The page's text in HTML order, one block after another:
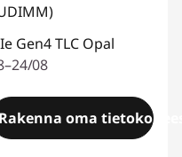
Gen4 TLC Opal
08
Rakenna oma